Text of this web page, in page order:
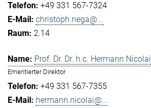
+49 331 567-7324
christoph.nega@...
2.14
Prof. Dr. Dr. h.c. Hermann Nicolai
Emeritierter Direktor
+49 331 567-7355
hermann.nicolai@...